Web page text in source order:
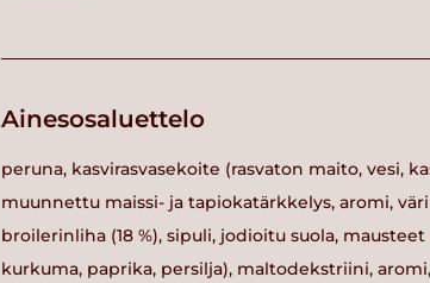
Ainesosaluettelo
peruna, kasvirasvasekoite (rasvaton maito, vesi,
muunnettu maissi- ja tapiokatärkkelys, aromi, väri
broilerinliha (18 %), sipuli, jodioitu suola,
kurkuma, paprika, persilja), maltodekstriini,